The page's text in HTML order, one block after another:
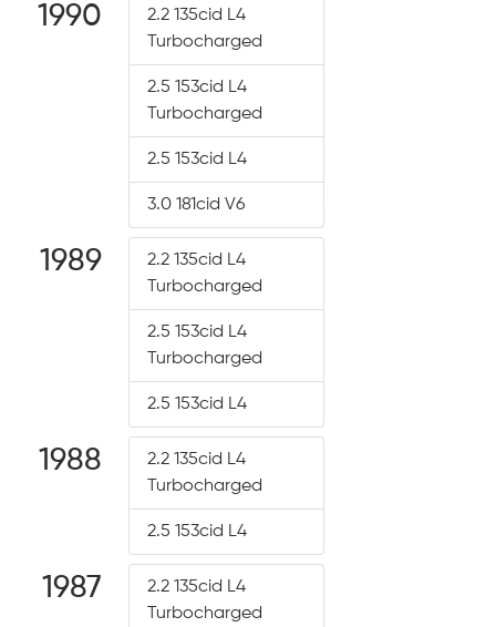
1990
2.2 135cid L4
Turbocharged
2.5 153cid L4
Turbocharged
2.5 153cid L4
3.0 181cid V6
1989
2.2 135cid L4
Turbocharged
2.5 153cid L4
Turbocharged
2.5 153cid L4
1988
2.2 135cid L4
Turbocharged
2.5 153cid L4
1987
2.2 135cid L4
Turbocharged